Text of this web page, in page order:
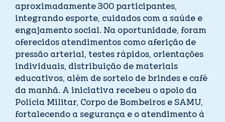
aproximadamente 300 participantes,
integrando esporte, cuidados com a saúde e
engajamento social. Na oportunidade, foram
oferecidos atendimentos como aferição de
pressão arterial, testes rápidos, orientações
individuais, distribuição de materiais
educativos, além de sorteio de brindes e café
da manhã. A iniciativa recebeu o apoio da
Polícia Militar, Corpo de Bombeiros e SAMU,
fortalecendo a segurança e o atendimento à